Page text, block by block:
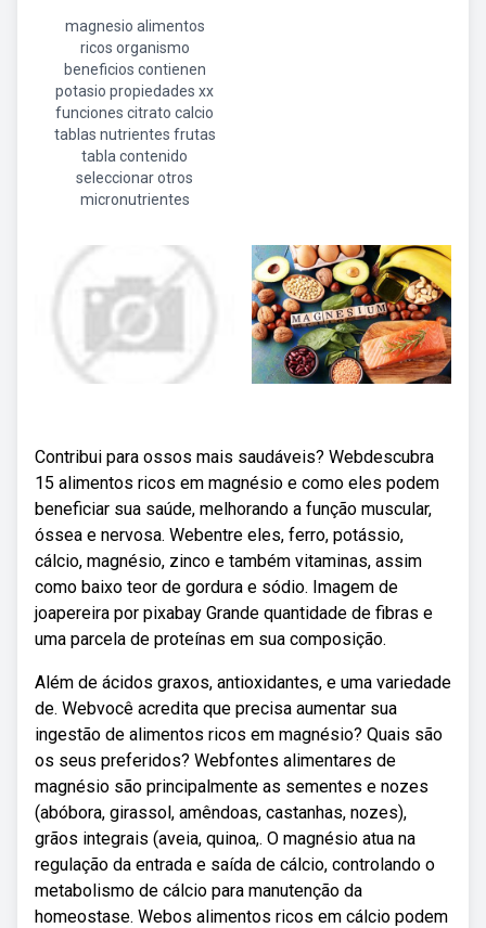
magnesio alimentos
ricos organismo
beneficios contienen
potasio propiedades xx
funciones citrato calcio
tablas nutrientes frutas
tabla contenido
seleccionar otros
micronutrientes
Contribui para ossos mais saudáveis? Webdescubra
15 alimentos ricos em magnésio e como eles podem
beneficiar sua saúde, melhorando a função muscular,
óssea e nervosa. Webentre eles, ferro, potássio,
cálcio, magnésio, zinco e também vitaminas, assim
como baixo teor de gordura e sódio. Imagem de
joapereira por pixabay Grande quantidade de fibras e
uma parcela de proteínas em sua composição.
Além de ácidos graxos, antioxidantes, e uma variedade
de. Webvocê acredita que precisa aumentar sua
ingestão de alimentos ricos em magnésio? Quais são
os seus preferidos? Webfontes alimentares de
magnésio são principalmente as sementes e nozes
(abóbora, girassol, amêndoas, castanhas, nozes),
grãos integrais (aveia, quinoa,. O magnésio atua na
regulação da entrada e saída de cálcio, controlando o
metabolismo de cálcio para manutenção da
homeostase. Webos alimentos ricos em cálcio podem